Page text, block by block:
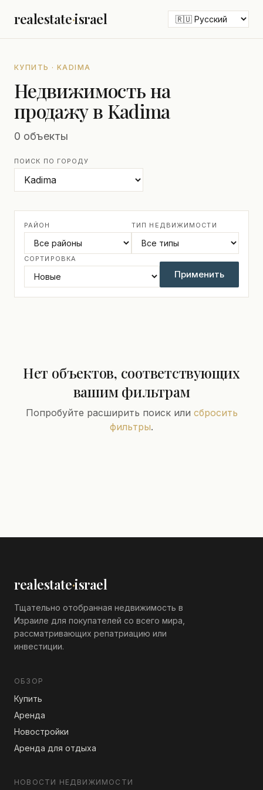
realestate·israel
КУПИТЬ · KADIMA
Недвижимость на
продажу в Kadima
0 объекты
ПОИСК ПО ГОРОДУ
РАЙОН ТИП НЕДВИЖИМОСТИ
СОРТИРОВКА
Применить
Нет объектов, соответствующих
вашим фильтрам
Попробуйте расширить поиск или сбросить
фильтры.
realestate·israel
Тщательно отобранная недвижимость в
Израиле для покупателей со всего мира,
рассматривающих репатриацию или
инвестиции.
ОБЗОР
Купить
Аренда
Новостройки
Аренда для отдыха
НОВОСТИ НЕДВИЖИМОСТИ